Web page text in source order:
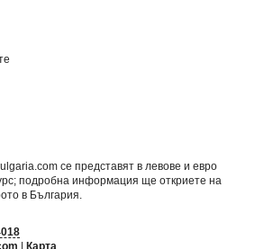
се представят в левове и евро
подробна информация ще откриете на
в България
| Карта